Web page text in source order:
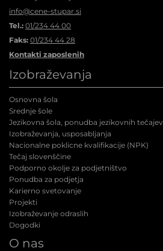
info@cene-stupar.si
Tel.: 01/234 44 00
Faks: 01/234 44 28
Kontakti zaposlenih
Izobraževanja
Osnovna šola
Srednje šole
Jezikovna šola, ponudba jezikovnih tečajev
Izobraževanja, usposabljanja
Nacionalne poklicne kvalifikacije (NPK)
Tečaj slovenščine
Podporno okolje za podjetništvo
Ponudba za podjetja
Karierno svetovanje
Projekti
Izobraževanje odraslih
Dogodki
O nas